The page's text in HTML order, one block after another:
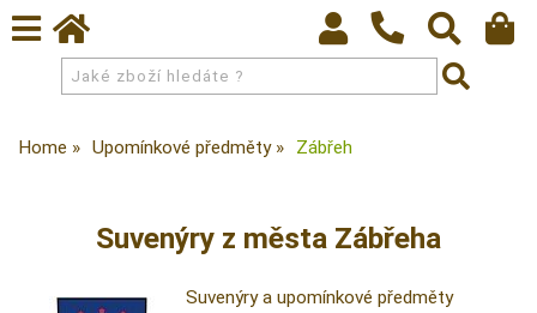
Home Upomínkové předměty Zábřeh
Suvenýry z města Zábřeha
Suvenýry a upomínkové předměty